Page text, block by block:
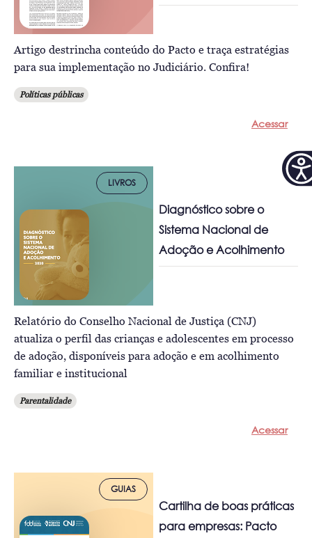
Artigo destrincha conteúdo do Pacto e traça estratégias
para sua implementação no Judiciário. Confira!
Políticas públicas
Acessar
LIVROS
Diagnóstico sobre o
Sistema Nacional de
Adoção e Acolhimento
Relatório do Conselho Nacional de Justiça (CNJ)
atualiza o perfil das crianças e adolescentes em processo
de adoção, disponíveis para adoção e em acolhimento
familiar e institucional
Parentalidade
Acessar
GUIAS
Cartilha de boas práticas
para empresas: Pacto